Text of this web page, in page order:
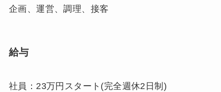
企画、運営、調理、接客
給与
社員：23万円スタート(完全週休2日制)